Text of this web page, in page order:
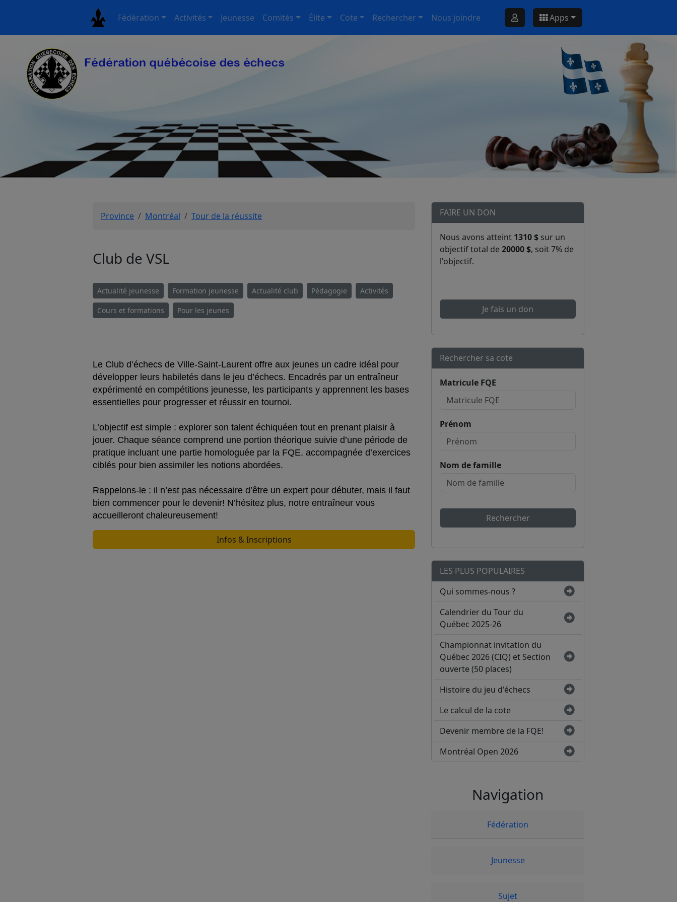
Fédération Activités Jeunesse Comités Élite Cote Rechercher Nous joindre Apps
Province Montréal Tour de la réussite
Club de VSL
Actualité jeunesse Formation jeunesse Actualité club Pédagogie Activités
Cours et formations Pour les jeunes
Le Club d’échecs de Ville-Saint-Laurent offre aux jeunes un cadre idéal pour
développer leurs habiletés dans le jeu d’échecs. Encadrés par un entraîneur
expérimenté en compétitions jeunesse, les participants y apprennent les bases
essentielles pour progresser et réussir en tournoi.
L’objectif est simple : explorer son talent échiquéen tout en prenant plaisir à
jouer. Chaque séance comprend une portion théorique suivie d’une période de
pratique incluant une partie homologuée par la FQE, accompagnée d’exercices
ciblés pour bien assimiler les notions abordées.
Rappelons-le : il n’est pas nécessaire d’être un expert pour débuter, mais il faut
bien commencer pour le devenir! N’hésitez plus, notre entraîneur vous
accueilleront chaleureusement!
Infos & Inscriptions
FAIRE UN DON
Nous avons atteint 1310 $ sur un
objectif total de 20000 $, soit 7% de
l'objectif.
Je fais un don
Rechercher sa cote
Matricule FQE
Prénom
Nom de famille
Rechercher
LES PLUS POPULAIRES
Qui sommes-nous ?
Calendrier du Tour du
Québec 2025-26
Championnat invitation du
Québec 2026 (CIQ) et Section
ouverte (50 places)
Histoire du jeu d'échecs
Le calcul de la cote
Devenir membre de la FQE!
Montréal Open 2026
Navigation
Fédération
Jeunesse
Sujet